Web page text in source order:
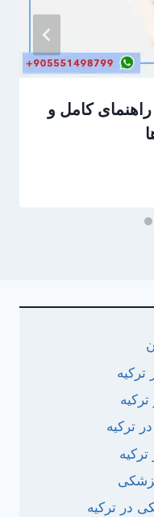
کامل و
ترکیه
ترکیه
ترکیه
در ترکیه